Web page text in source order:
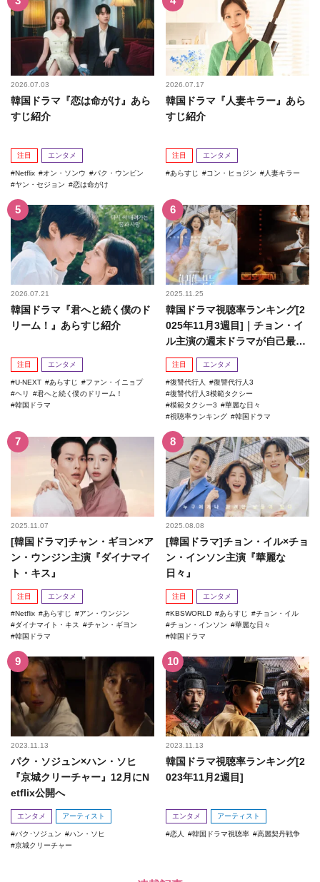
2026.07.03
韓国ドラマ『恋は命がけ』あら
すじ紹介
注目 エンタメ
Netflix オン・ソンウ
パク・ウンビン
ヤン・セジョン
恋は命がけ
2026.07.17
韓国ドラマ『人妻キラー』あら
すじ紹介
注目 エンタメ
あらすじ コン・ヒョジン 人妻キラー
2026.07.21
韓国ドラマ『君へと続く僕のド
リーム！』あらすじ紹介
注目 エンタメ
U-NEXT あらすじ
ファン・イニョプ
ヘリ
君へと続く僕のドリーム！
韓国ドラマ
2025.11.25
韓国ドラマ視聴率ランキング[2
025年11月3週目]｜チョン・イ
ル主演の週末ドラマが自己最高
記録を更新！
注目 エンタメ
復讐代行人
復讐代行人3
復讐代行人3模範タクシー
模範タクシー3
華麗な日々
視聴率ランキング
韓国ドラマ
2025.11.07
[韓国ドラマ]チャン・ギヨン×ア
ン・ウンジン主演『ダイナマイ
ト・キス』
注目 エンタメ
Netflix あらすじ
アン・ウンジン
ダイナマイト・キス
チャン・ギヨン
韓国ドラマ
2025.08.08
[韓国ドラマ]チョン・イル×チョ
ン・インソン主演『華麗な
日々』
注目 エンタメ
KBSWORLD あらすじ
チョン・イル
チョン・インソン
華麗な日々
韓国ドラマ
2023.11.13
パク・ソジュン×ハン・ソヒ
『京城クリーチャー』12月にN
etflix公開へ
エンタメ アーティスト
パク･ソジュン
ハン・ソヒ
京城クリーチャー
2023.11.13
韓国ドラマ視聴率ランキング[2
023年11月2週目]
エンタメ アーティスト
恋人 韓国ドラマ視聴率 高麗契丹戦争